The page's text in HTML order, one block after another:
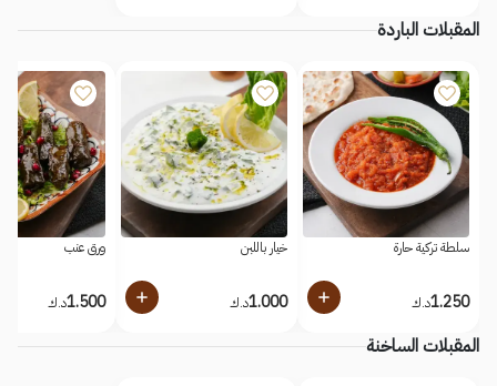
المقبلات الباردة
سلطة تركية حارة
1.250د.ك
خيار باللبن
1.000د.ك
ورق عنب
1.500د.ك
المقبلات الساخنة